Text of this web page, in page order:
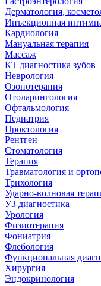
Дерматология,
Инъекционная
Кардиология
Мануальная терапия
Массаж
КТ диагностика зубов
Неврология
Озонотерапия
Отоларингология
Офтальмология
Педиатрия
Проктология
Рентген
Стоматология
Терапия
Травматология и
Трихология
Ударно-волновая
УЗ диагностика
Урология
Физиотерапия
Фониатрия
Флебология
Функциональная
Хирургия
Эндокринология